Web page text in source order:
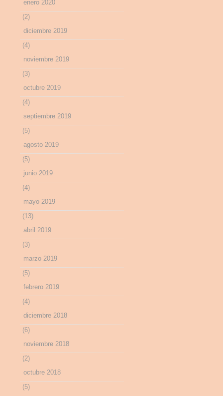
enero 2020
(2)
diciembre 2019
(4)
noviembre 2019
(3)
octubre 2019
(4)
septiembre 2019
(5)
agosto 2019
(5)
junio 2019
(4)
mayo 2019
(13)
abril 2019
(3)
marzo 2019
(5)
febrero 2019
(4)
diciembre 2018
(6)
noviembre 2018
(2)
octubre 2018
(5)